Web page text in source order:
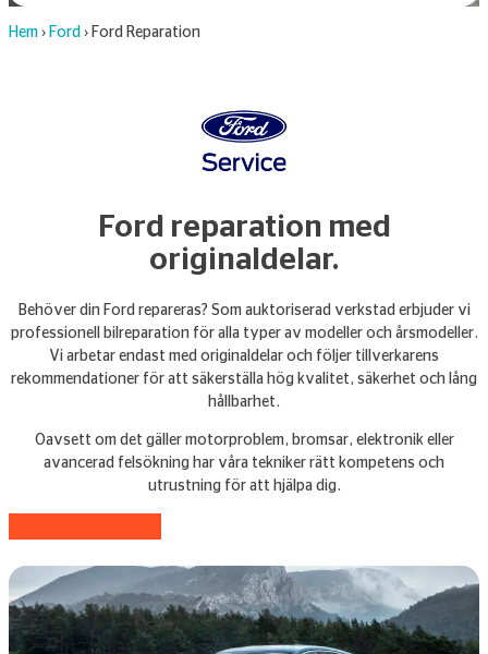
Hem › Ford › Ford Reparation
Ford reparation med
originaldelar.
Behöver din Ford repareras? Som auktoriserad verkstad erbjuder vi
professionell bilreparation för alla typer av modeller och årsmodeller.
Vi arbetar endast med originaldelar och följer tillverkarens
rekommendationer för att säkerställa hög kvalitet, säkerhet och lång
hållbarhet.
Oavsett om det gäller motorproblem, bromsar, elektronik eller
avancerad felsökning har våra tekniker rätt kompetens och
utrustning för att hjälpa dig.